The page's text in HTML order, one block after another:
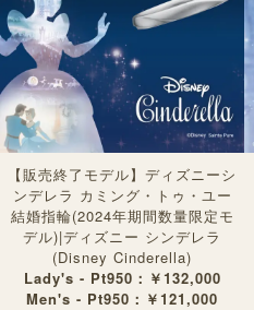
【販売終了モデル】ディズニーシ
ンデレラ カミング・トゥ・ユー
結婚指輪(2024年期間数量限定モ
デル)|ディズニー シンデレラ
(Disney Cinderella)
Lady's - Pt950：￥132,000
Men's - Pt950：￥121,000